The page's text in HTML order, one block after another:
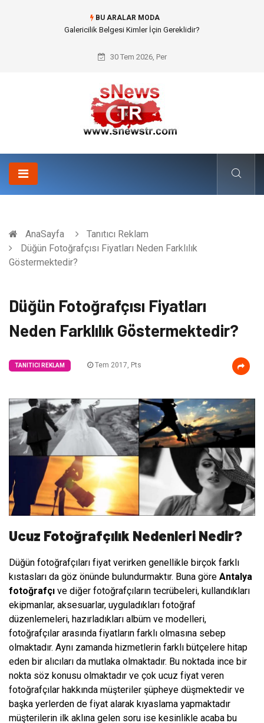
BU ARALAR MODA
Doküman Yönetimi ile Kurumsal Hafızanın Dijitalleşmesi
30 Tem 2026, Per
AnaSayfa
Tanıtıcı Reklam
Düğün Fotoğrafçısı Fiyatları Neden Farklılık
Göstermektedir?
Düğün Fotoğrafçısı Fiyatları
Neden Farklılık Göstermektedir?
TANITICI REKLAM Tem 2017, Pts
Ucuz Fotoğrafçılık Nedenleri Nedir?
Düğün fotoğrafçıları fiyat verirken genellikle birçok farklı
kıstasları da göz önünde bulundurmaktır. Buna göre Antalya
fotoğrafçı ve diğer fotoğrafçıların tecrübeleri, kullandıkları
ekipmanlar, aksesuarlar, uyguladıkları fotoğraf
düzenlemeleri, hazırladıkları albüm ve modelleri,
fotoğrafçılar arasında fiyatların farklı olmasına sebep
olmaktadır. Aynı zamanda hizmetlerin farklı bütçelere hitap
eden bir alıcıları da mutlaka olmaktadır. Bu noktada ince bir
nokta söz konusu olmaktadır ve çok ucuz fiyat veren
fotoğrafçılar hakkında müşteriler şüpheye düşmektedir ve
başka yerlerden de fiyat alarak kıyaslama yapmaktadır
müşterilerin ilk aklına gelen soru ise kesinlikle acaba bu